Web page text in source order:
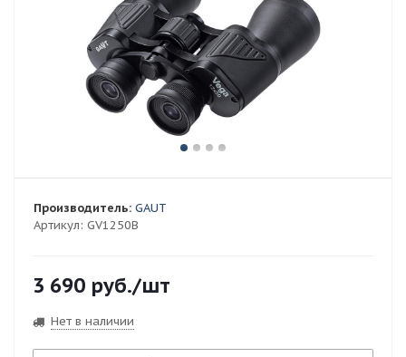
Артикул: GV1250B
Производитель: GAUT
3 690 руб./шт
Нет в наличии